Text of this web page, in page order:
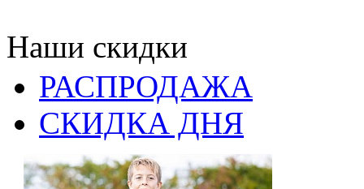
Наши скидки
РАСПРОДАЖА
СКИДКА ДНЯ